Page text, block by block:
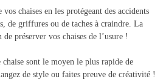
vos chaises en les protégeant des accidents
de griffures ou de taches à craindre. La
préserver vos chaises de l’usure !
chaise sont le moyen le plus rapide de
de style ou faites preuve de créativité !